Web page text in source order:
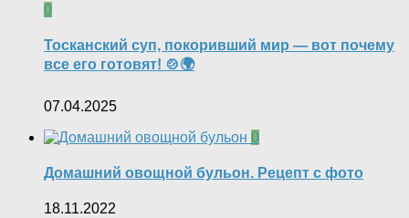
0
Тосканский суп, покоривший мир — вот почему
все его готовят! 🍲🌍
07.04.2025
0
Домашний овощной бульон. Рецепт с фото
18.11.2022